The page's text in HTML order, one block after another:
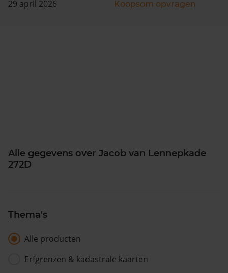
29 april 2026
Koopsom opvragen
Alle gegevens over Jacob van Lennepkade
272D
Thema's
Alle producten
Erfgrenzen & kadastrale kaarten